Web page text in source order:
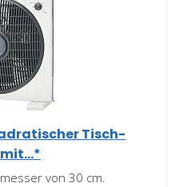
Tisch-
von 30 cm.